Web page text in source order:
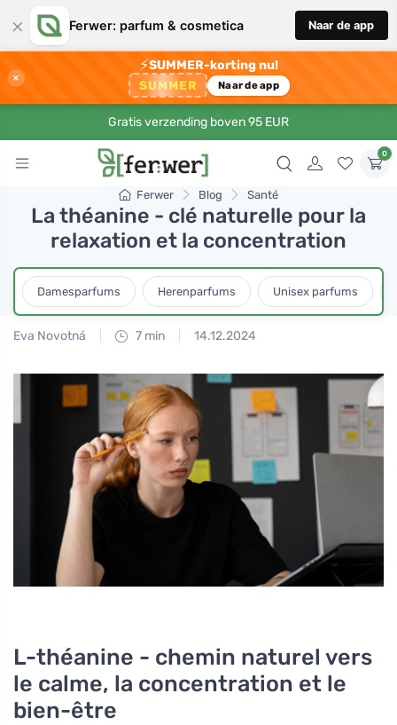
× Ferwer: parfum & cosmetica Naar de app
×
⚡SUMMER-korting nu!
SUMMER Naar de app
Gratis verzending boven 95 EUR
0
Ferwer Blog Santé
La théanine - clé naturelle pour la
relaxation et la concentration
Damesparfums Herenparfums Unisex parfums
Eva Novotná 7 min 14.12.2024
L-théanine - chemin naturel vers
le calme, la concentration et le
bien-être